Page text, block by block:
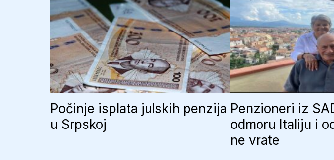
Počinje isplata julskih penzija
u Srpskoj
Penzioneri iz
odmoru Italiju i
ne vrate